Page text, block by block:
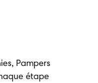
Pampers
étape